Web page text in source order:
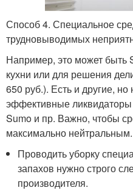
Способ 4. Специальное
трудновыводимых
Например, это может
кухни или для решения
650 руб.). Есть и другие,
эффективные ликвидаторы
Sumo и пр. Важно, чтобы
максимально нейтральным.
Проводить уборку
запахов нужно строго
производителя.